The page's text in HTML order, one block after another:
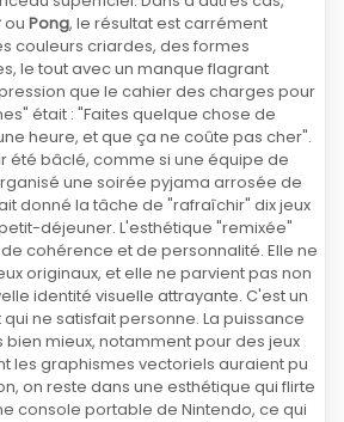
ou Pong, le résultat est carrément
couleurs criardes, des formes
le tout avec un manque flagrant
que le cahier des charges pour
était : "Faites quelque chose de
heure, et que ça ne coûte pas cher".
été bâclé, comme si une équipe de
une soirée pyjama arrosée de
donné la tâche de "rafraîchir" dix jeux
déjeuner. L'esthétique "remixée"
cohérence et de personnalité. Elle ne
originaux, et elle ne parvient pas non
identité visuelle attrayante. C'est un
ne satisfait personne. La puissance
bien mieux, notamment pour des jeux
les graphismes vectoriels auraient pu
on reste dans une esthétique qui flirte
console portable de Nintendo, ce qui